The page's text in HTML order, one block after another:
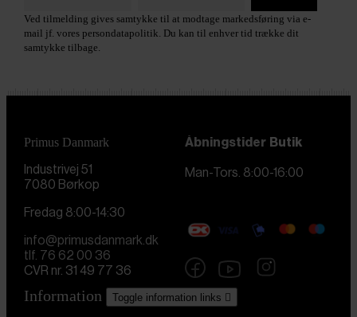
Ved tilmelding gives samtykke til at modtage markedsføring via e-
mail jf. vores persondatapolitik. Du kan til enhver tid trække dit
samtykke tilbage.
Primus Danmark
Industrivej 51
7080 Børkop
Åbningstider Butik
Man-Tors. 8:00-16:00
Fredag 8:00-14:30
info@primusdanmark.dk
tlf. 76 62 00 36
CVR nr. 31 49 77 36
Information Toggle information links 